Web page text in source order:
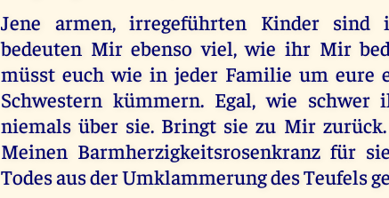
Jene armen, irregeführten Kinder
bedeuten Mir ebenso viel, wie ihr Mir
müsst euch wie in jeder Familie um eure
Schwestern kümmern. Egal, wie schwer
niemals über sie. Bringt sie zu Mir
Meinen Barmherzigkeitsrosenkranz für
Todes aus der Umklammerung des Teufels